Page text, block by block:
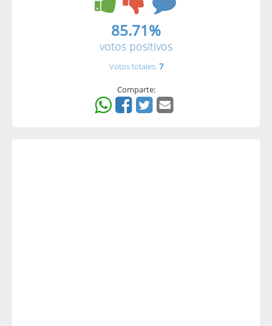
85.71%
votos positivos
Votos totales: 7
Comparte: